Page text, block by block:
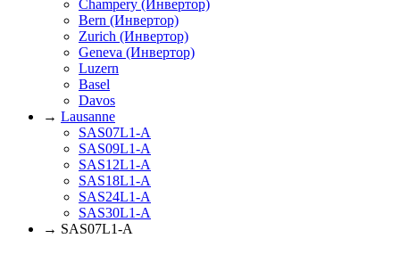
Champery (Инвертор)
Bern (Инвертор)
Zurich (Инвертор)
Geneva (Инвертор)
Luzern
Basel
Davos
→ Lausanne
SAS07L1-A
SAS09L1-A
SAS12L1-A
SAS18L1-A
SAS24L1-A
SAS30L1-A
→ SAS07L1-A